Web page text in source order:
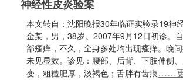
神经性皮炎验案
本文转自：沈阳晚报30年临证实验录19神
金某，男，38岁。2007年9月12日初诊。
部瘙痒，不久，全身多处均出现瘙痒。晚
未见显效。诊见：腰部、后背、下肢伸侧
变，粗糙肥厚，淡褐色；舌胖有齿痕……